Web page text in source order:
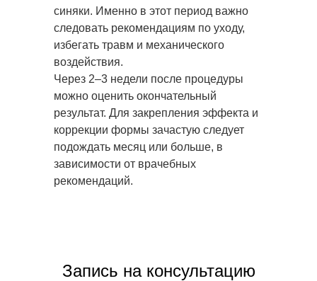
синяки. Именно в этот период важно
следовать рекомендациям по уходу,
избегать травм и механического
воздействия.
Через 2–3 недели после процедуры
можно оценить окончательный
результат. Для закрепления эффекта и
коррекции формы зачастую следует
подождать месяц или больше, в
зависимости от врачебных
рекомендаций.
Запись на консультацию